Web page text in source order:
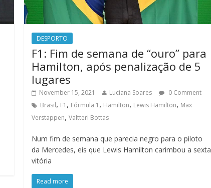
DESPORTO
F1: Fim de semana de “ouro” para
Hamilton, após penalização de 5
lugares
November 15, 2021 Luciana Soares
0 Comment
Brasil, F1 , Fórmula 1 , Hamilton, Lewis Hamilton, Max
Verstappen,Valtteri Bottas
Num fim de semana que parecia negro para o piloto
da Mercedes, eis que Lewis Hamilton carimbou a sexta
vitória
Read more